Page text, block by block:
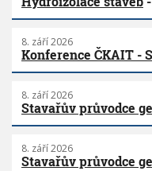
8. září 2026
Konference ČKAIT -
8. září 2026
Stavařův průvodce
8. září 2026
Stavařův průvodce